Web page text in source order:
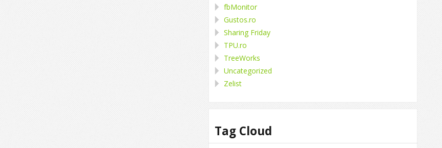
fbMonitor
Gustos.ro
Sharing Friday
TPU.ro
TreeWorks
Uncategorized
Zelist
Tag Cloud